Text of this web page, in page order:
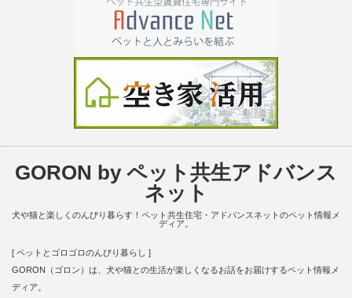
GORON by ペット共生アドバンス
ネット
犬や猫と楽しくのんびり暮らす！ペット共生住宅・アドバンスネットのペット情報メ
ディア。
[ ペットとゴロゴロのんびり暮らし ]
GORON（ゴロン）は、犬や猫との生活が楽しくなるお話をお届けするペット情報メ
ディア。